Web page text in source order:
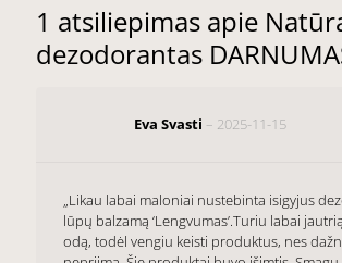
1 atsiliepimas apie
dezodorantas
Eva Svasti – 2025-11-15
„Likau labai maloniai nustebinta isigyjus
lūpų balzamą ‘Lengvumas’.Turiu labai
odą, todėl vengiu keisti produktus, nes